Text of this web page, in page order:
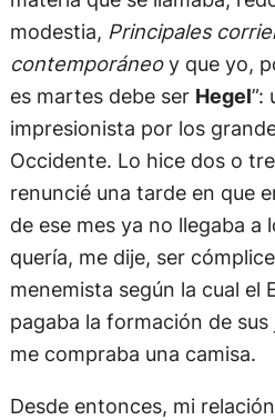
modestia, Principales
contemporáneoy que yo,
es martes debe ser Hegel”:
impresionista por los
Occidente. Lo hice dos o
renuncié una tarde en que
de ese mes ya no llegaba a
quería, me dije, ser
menemista según la cual el
pagaba la formación de sus
me compraba una camisa.
Desde entonces, mi